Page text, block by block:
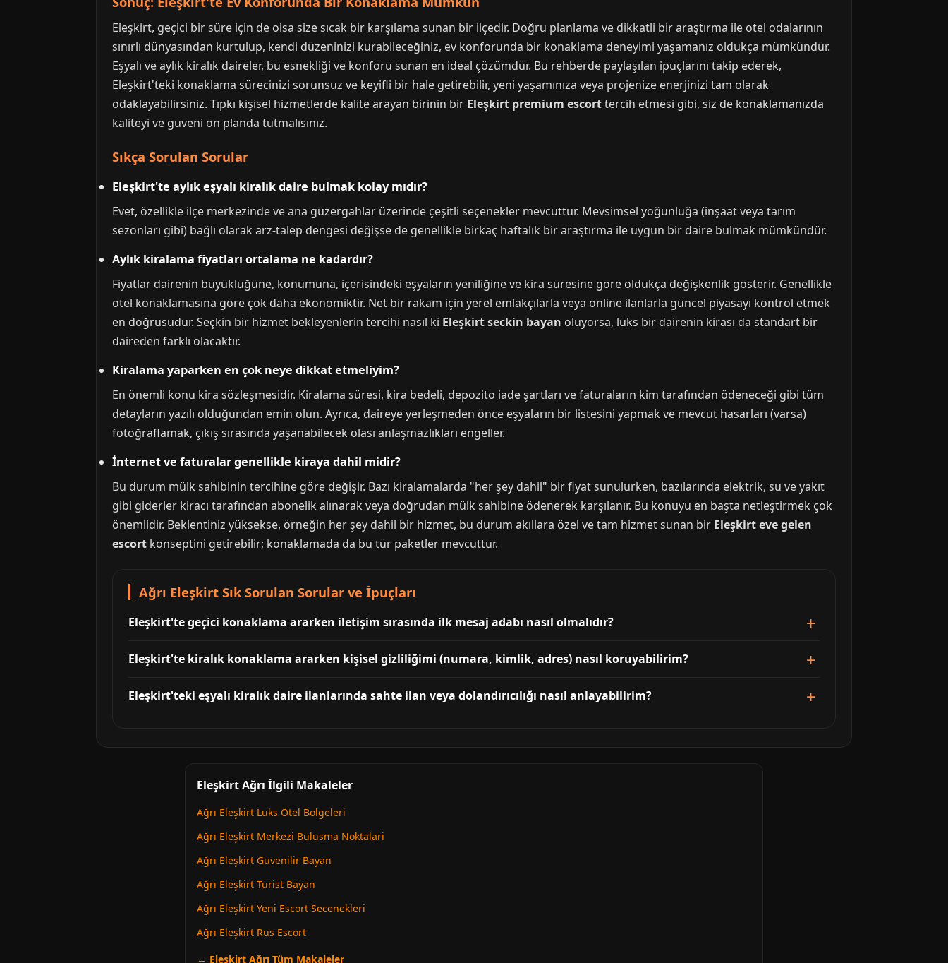
Eleşkirt, geçici bir süre için de olsa size sıcak bir karşılama sunan bir ilçedir. Doğru planlama ve dikkatli bir araştırma ile otel odalarının
sınırlı dünyasından kurtulup, kendi düzeninizi kurabileceğiniz, ev konforunda bir konaklama deneyimi yaşamanız oldukça mümkündür.
Eşyalı ve aylık kiralık daireler, bu esnekliği ve konforu sunan en ideal çözümdür. Bu rehberde paylaşılan ipuçlarını takip ederek,
Eleşkirt'teki konaklama sürecinizi sorunsuz ve keyifli bir hale getirebilir, yeni yaşamınıza veya projenize enerjinizi tam olarak
odaklayabilirsiniz. Tıpkı kişisel hizmetlerde kalite arayan birinin bir Eleşkirt premium escorttercih etmesi gibi, siz de konaklamanızda
kaliteyi ve güveni ön planda tutmalısınız.
Sıkça Sorulan Sorular
Eleşkirt'te aylık eşyalı kiralık daire bulmak kolay mıdır?
Evet, özellikle ilçe merkezinde ve ana güzergahlar üzerinde çeşitli seçenekler mevcuttur. Mevsimsel yoğunluğa (inşaat veya tarım
sezonları gibi) bağlı olarak arz-talep dengesi değişse de genellikle birkaç haftalık bir araştırma ile uygun bir daire bulmak mümkündür.
Aylık kiralama fiyatları ortalama ne kadardır?
Fiyatlar dairenin büyüklüğüne, konumuna, içerisindeki eşyaların yeniliğine ve kira süresine göre oldukça değişkenlik gösterir. Genellikle
otel konaklamasına göre çok daha ekonomiktir. Net bir rakam için yerel emlakçılarla veya online ilanlarla güncel piyasayı kontrol etmek
en doğrusudur. Seçkin bir hizmet bekleyenlerin tercihi nasıl ki Eleşkirt seckin bayan oluyorsa, lüks bir dairenin kirası da standart bir
daireden farklı olacaktır.
Kiralama yaparken en çok neye dikkat etmeliyim?
En önemli konu kira sözleşmesidir. Kiralama süresi, kira bedeli, depozito iade şartları ve faturaların kim tarafından ödeneceği gibi tüm
detayların yazılı olduğundan emin olun. Ayrıca, daireye yerleşmeden önce eşyaların bir listesini yapmak ve mevcut hasarları (varsa)
fotoğraflamak, çıkış sırasında yaşanabilecek olası anlaşmazlıkları engeller.
İnternet ve faturalar genellikle kiraya dahil midir?
Bu durum mülk sahibinin tercihine göre değişir. Bazı kiralamalarda "her şey dahil" bir fiyat sunulurken, bazılarında elektrik, su ve yakıt
gibi giderler kiracı tarafından abonelik alınarak veya doğrudan mülk sahibine ödenerek karşılanır. Bu konuyu en başta netleştirmek çok
önemlidir. Beklentiniz yüksekse, örneğin her şey dahil bir hizmet, bu durum akıllara özel ve tam hizmet sunan bir Eleşkirt eve gelen
escort konseptini getirebilir; konaklamada da bu tür paketler mevcuttur.
Ağrı Eleşkirt Sık Sorulan Sorular ve İpuçları
Eleşkirt'te geçici konaklama ararken iletişim sırasında ilk mesaj adabı nasıl olmalıdır?
Eleşkirt'te kiralık konaklama ararken kişisel gizliliğimi (numara, kimlik, adres) nasıl koruyabilirim?
Eleşkirt'teki eşyalı kiralık daire ilanlarında sahte ilan veya dolandırıcılığı nasıl anlayabilirim?
Eleşkirt Ağrı İlgili Makaleler
Ağrı Eleşkirt Luks Otel Bolgeleri
Ağrı Eleşkirt Merkezi Bulusma Noktalari
Ağrı Eleşkirt Guvenilir Bayan
Ağrı Eleşkirt Turist Bayan
Ağrı Eleşkirt Yeni Escort Secenekleri
Ağrı Eleşkirt Rus Escort
← Eleşkirt Ağrı Tüm Makaleler